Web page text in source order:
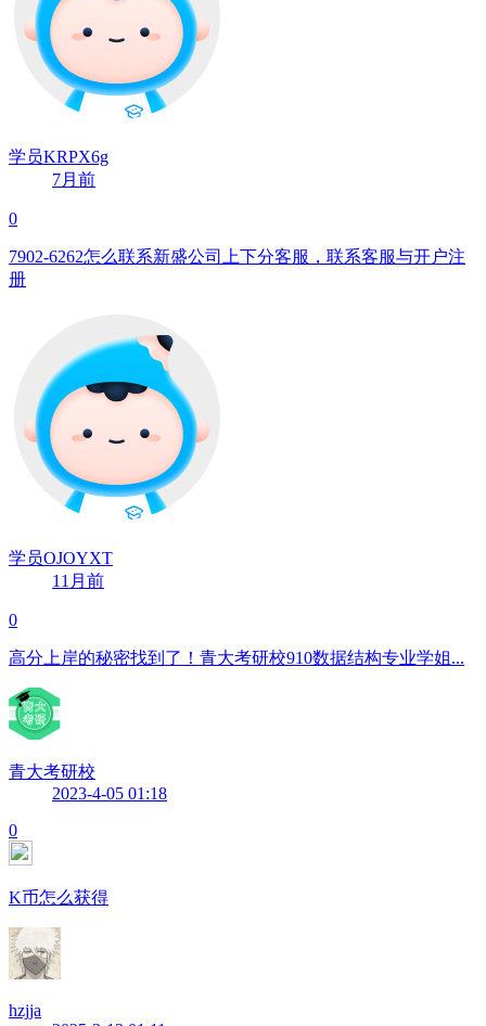
学员KRPX6g
7月前
0
7902-6262怎么联系新盛公司上下分客服，联系客服与开户注
册
学员OJOYXT
11月前
0
高分上岸的秘密找到了！青大考研校910数据结构专业学姐...
青大考研校
2023-4-05 01:18
0
K币怎么获得
hzjja